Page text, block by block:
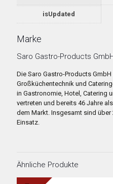
isUpdated
Marke
Saro Gastro-Products
Die Saro Gastro-Products
Großküchentechnik und
in Gastronomie, Hotel, Catering
vertreten und bereits 46 Jahre
dem Markt. Insgesamt sind über
Einsatz.
Ähnliche Produkte